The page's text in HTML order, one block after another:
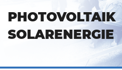
PHOTOVOLTAIK
SOLARENERGIE